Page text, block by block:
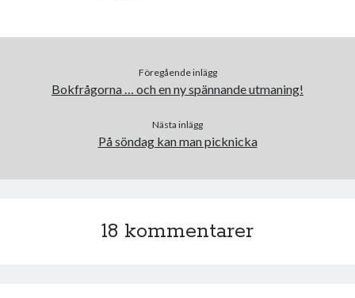
Föregående inlägg
Bokfrågorna … och en ny spännande utmaning!
Nästa inlägg
På söndag kan man picknicka
18 kommentarer